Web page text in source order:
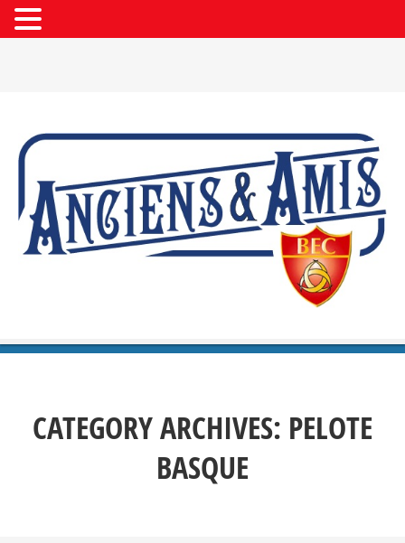
CATEGORY ARCHIVES: PELOTE
BASQUE